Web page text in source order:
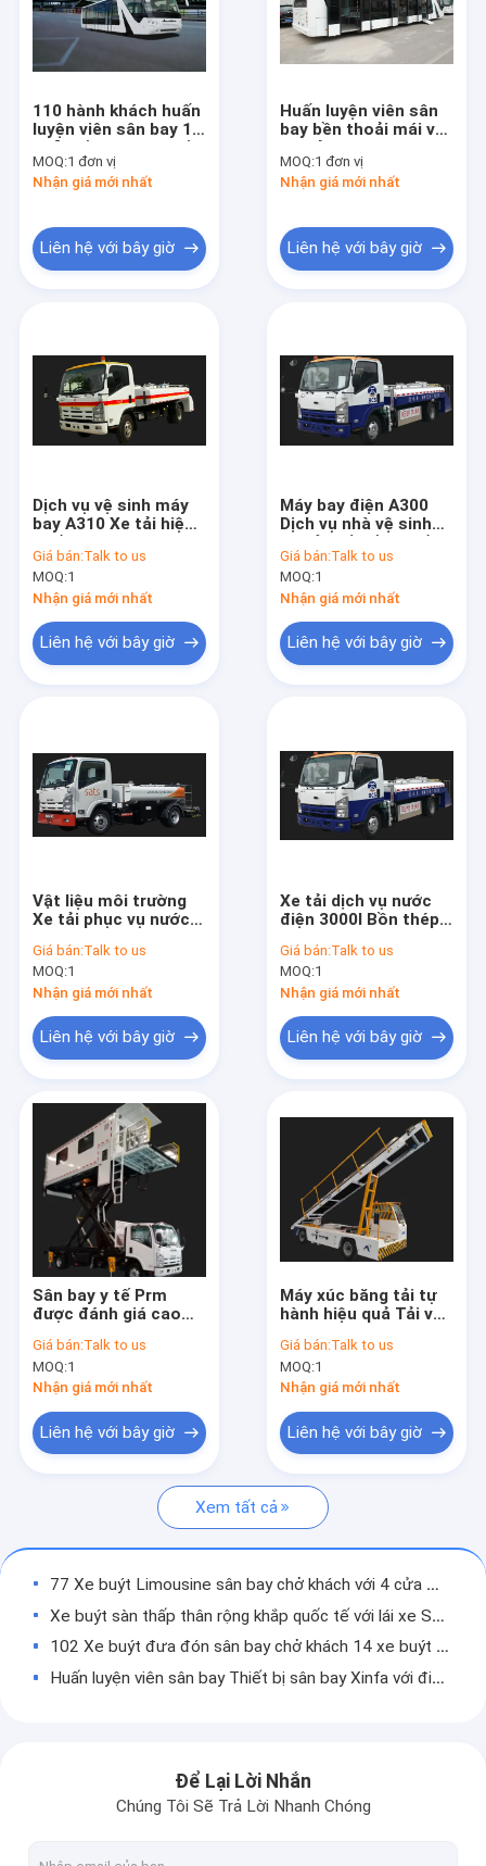
Nhà
Các sản phẩm
Tham quan nhà máy
Kiểm soát chất lượng
Tin tức
Yêu cầu báo giá
Airport Apron Bus
Xe tải phục vụ
Cầu thang hành khách tự hành
Sân bay Ambulift
Máy xúc băng tải tự hành
Máy kéo
xe tải dịch vụ nước
Xe buýt hành khách sân bay
Xe buýt đưa đón sân bay
Xe buýt tầng thấp
110 hành khách huấn
luyện viên sân bay 14
tự động
MOQ:1 đơn vị
Nhận giá mới nhất
Liên hệ với bây giờ
Huấn luyện viên sân
bay bền thoải mái với
7100mm DC24V
240W
MOQ:1 đơn vị
Nhận giá mới nhất
Liên hệ với bây giờ
Dịch vụ vệ sinh máy
bay A310 Xe tải hiệu
Giá bán:Talk to us
MOQ:1
Nhận giá mới nhất
Liên hệ với bây giờ
Máy bay điện A300
Dịch vụ nhà vệ sinh
Giá bán:Talk to us
MOQ:1
Nhận giá mới nhất
Liên hệ với bây giờ
Vật liệu môi trường
Xe tải phục vụ nước
Giá bán:Talk to us
MOQ:1
Nhận giá mới nhất
Liên hệ với bây giờ
Xe tải dịch vụ nước
điện 3000l Bồn thép
Giá bán:Talk to us
MOQ:1
Nhận giá mới nhất
Liên hệ với bây giờ
Sân bay y tế Prm
được đánh giá cao
không bị gián đoạn
Giá bán:Talk to us
MOQ:1
Nhận giá mới nhất
Liên hệ với bây giờ
Máy xúc băng tải tự
hành hiệu quả Tải và
Giá bán:Talk to us
MOQ:1
Nhận giá mới nhất
Liên hệ với bây giờ
Xem tất cả
77 Xe buýt Limousine sân bay chở khách với 4 cửa mở đôi bằng khí nén
Xe buýt sàn thấp thân rộng khắp quốc tế với lái xe SANHUAN
102 Xe buýt đưa đón sân bay chở khách 14 xe buýt với 190H52 chì - Pin axit
Huấn luyện viên sân bay Thiết bị sân bay Xinfa với điều hòa nhiệt độ S30
Low Carbon hợp kim thép cơ thể sân bay chuyển Coach, phải / trái tay lái xe buýt Apron Bus
Trái / phải tay lái xe buýt đưa đón quốc tế Xinfa sân bay thiết bị
Để Lại Lời Nhắn
Chúng Tôi Sẽ Trả Lời Nhanh Chóng